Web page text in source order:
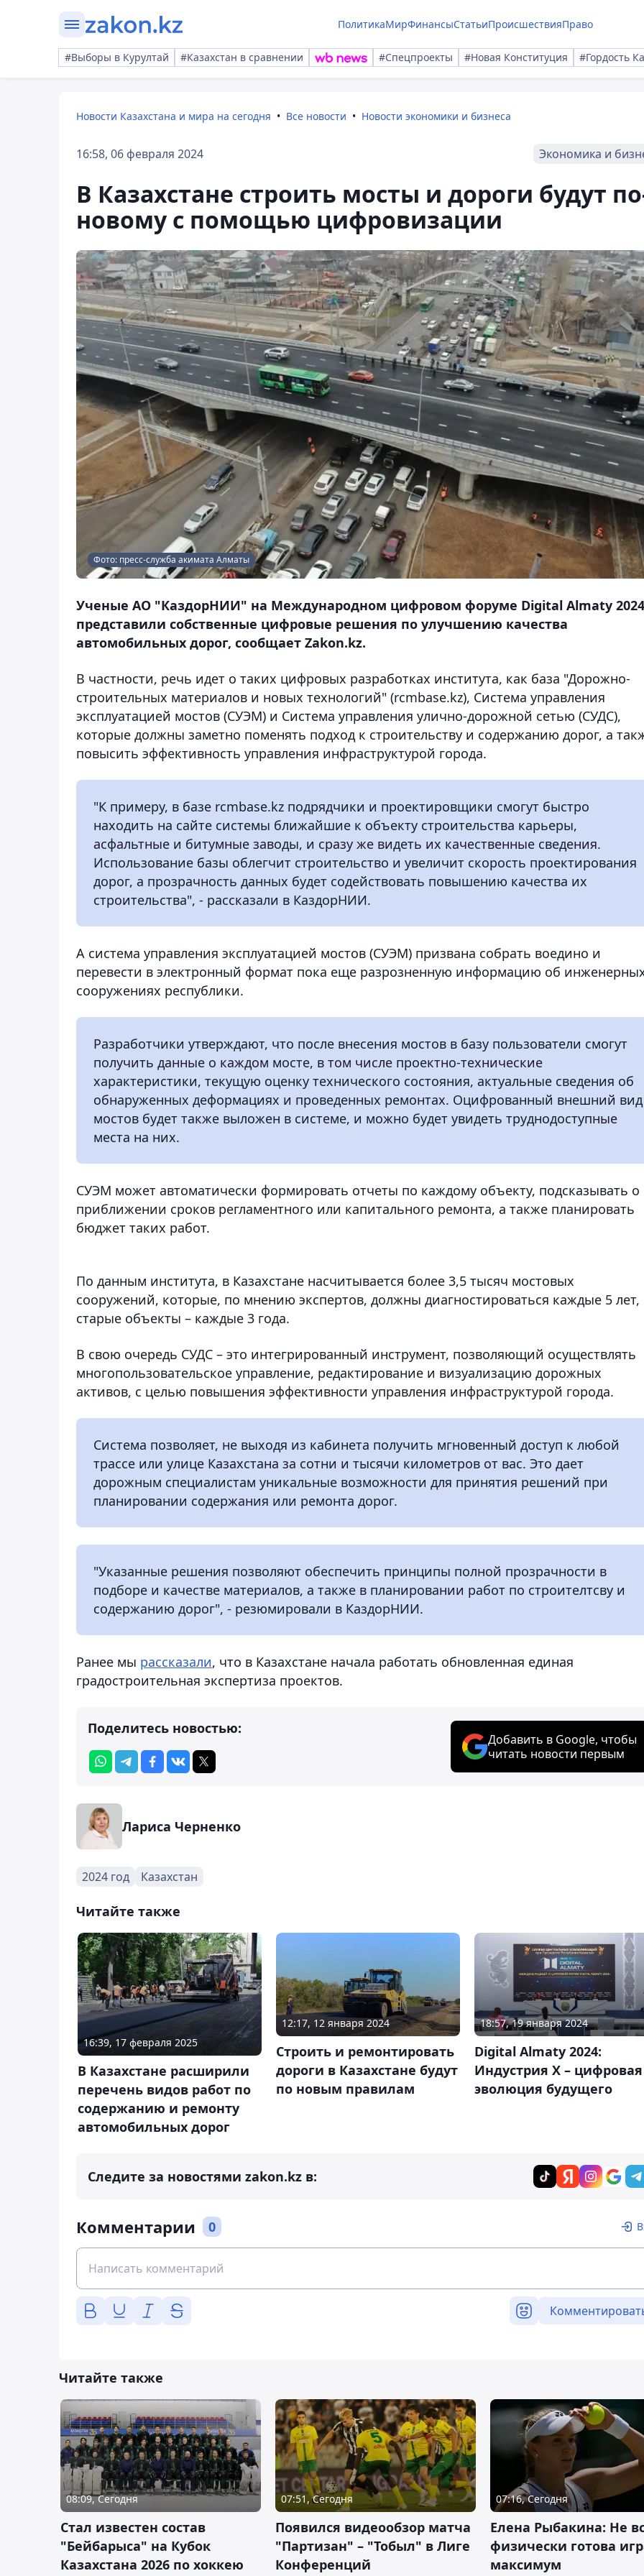
ПолитикаМирФинансыСтатьиПроисшествияПраво
#Выборы в Курултай #Казахстан в сравнении #Спецпроекты #Новая Конституция #Гордость
Новости Казахстана и мира на сегодня Все новости Новости экономики и бизнеса
16:58, 06 февраля 2024 Экономика и
В Казахстане строить мосты и дороги будут
новому с помощью цифровизации
Фото: пресс-служба акимата Алматы
Ученые АО "КаздорНИИ" на Международном цифровом форуме Digital Almaty 2024
представили собственные цифровые решения по улучшению качества
автомобильных дорог, сообщает Zakon.kz.
В частности, речь идет о таких цифровых разработках института, как база "Дорожно-
строительных материалов и новых технологий" (rcmbase.kz), Система управления
эксплуатацией мостов (СУЭМ) и Система управления улично-дорожной сетью (СУДС),
которые должны заметно поменять подход к строительству и содержанию дорог, а
повысить эффективность управления инфраструктурой города.
"К примеру, в базе rcmbase.kz подрядчики и проектировщики смогут быстро
находить на сайте системы ближайшие к объекту строительства карьеры,
асфальтные и битумные заводы, и сразу же видеть их качественные сведения.
Использование базы облегчит строительство и увеличит скорость проектирования
дорог, а прозрачность данных будет содействовать повышению качества их
строительства", - рассказали в КаздорНИИ.
А система управления эксплуатацией мостов (СУЭМ) призвана собрать воедино и
перевести в электронный формат пока еще разрозненную информацию об
сооружениях республики.
Разработчики утверждают, что после внесения мостов в базу пользователи смогут
получить данные о каждом мосте, в том числе проектно-технические
характеристики, текущую оценку технического состояния, актуальные сведения об
обнаруженных деформациях и проведенных ремонтах. Оцифрованный внешний вид
мостов будет также выложен в системе, и можно будет увидеть труднодоступные
места на них.
СУЭМ может автоматически формировать отчеты по каждому объекту, подсказывать о
приближении сроков регламентного или капитального ремонта, а также планировать
бюджет таких работ.
По данным института, в Казахстане насчитывается более 3,5 тысяч мостовых
сооружений, которые, по мнению экспертов, должны диагностироваться каждые 5 лет,
старые объекты – каждые 3 года.
В свою очередь СУДС – это интегрированный инструмент, позволяющий осуществлять
многопользовательское управление, редактирование и визуализацию дорожных
активов, с целью повышения эффективности управления инфраструктурой города.
Система позволяет, не выходя из кабинета получить мгновенный доступ к любой
трассе или улице Казахстана за сотни и тысячи километров от вас. Это дает
дорожным специалистам уникальные возможности для принятия решений при
планировании содержания или ремонта дорог.
"Указанные решения позволяют обеспечить принципы полной прозрачности в
подборе и качестве материалов, а также в планировании работ по строителтсву и
содержанию дорог", - резюмировали в КаздорНИИ.
Ранее мы рассказали, что в Казахстане начала работать обновленная единая
градостроительная экспертиза проектов.
Поделитесь новостью:
Добавить в Google, чтобы
читать новости первым
Лариса Черненко
2024 год Казахстан
Читайте также
16:39, 17 февраля 2025
В Казахстане расширили
перечень видов работ по
содержанию и ремонту
автомобильных дорог
12:17, 12 января 2024
Строить и ремонтировать
дороги в Казахстане будут
по новым правилам
18:57, 19 января 2024
Digital Almaty 2024:
Индустрия Х – цифровая
эволюция будущего
Следите за новостями zakon.kz в:
Комментарии 0
Читайте также
08:09, Сегодня
Стал известен состав
"Бейбарыса" на Кубок
Казахстана 2026 по хоккею
07:51, Сегодня
Появился видеообзор матча
"Партизан" – "Тобыл" в Лиге
Конференций
07:16, Сегодня
Елена Рыбакина: Не
физически готова
максимум